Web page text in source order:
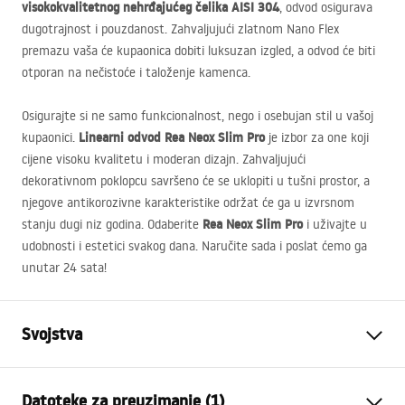
visokokvalitetnog nehrđajućeg čelika AISI 304, odvod osigurava
dugotrajnost i pouzdanost. Zahvaljujući zlatnom Nano Flex
premazu vaša će kupaonica dobiti luksuzan izgled, a odvod će biti
otporan na nečistoće i taloženje kamenca.
Osigurajte si ne samo funkcionalnost, nego i osebujan stil u vašoj
kupaonici. Linearni odvod Rea Neox Slim Proje izbor za one koji
cijene visoku kvalitetu i moderan dizajn. Zahvaljujući
dekorativnom poklopcu savršeno će se uklopiti u tušni prostor, a
njegove antikorozivne karakteristike održat će ga u izvrsnom
stanju dugi niz godina. Odaberite Rea Neox Slim Proi uživajte u
udobnosti i estetici svakog dana. Naručite sada i poslat ćemo ga
unutar 24 sata!
Svojstva